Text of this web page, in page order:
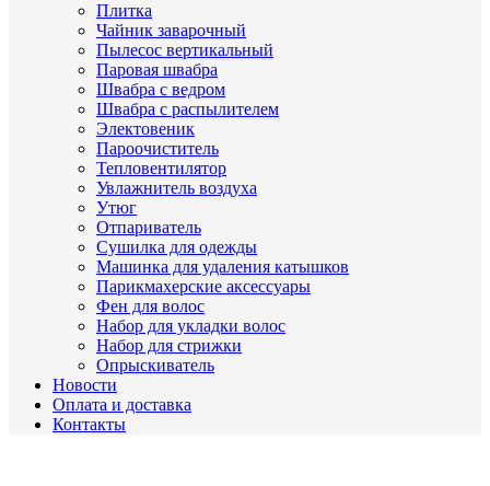
Плитка
Чайник заварочный
Пылесос вертикальный
Паровая швабра
Швабра с ведром
Швабра с распылителем
Электовеник
Пароочиститель
Тепловентилятор
Увлажнитель воздуха
Утюг
Отпариватель
Сушилка для одежды
Машинка для удаления катышков
Парикмахерские аксессуары
Фен для волос
Набор для укладки волос
Набор для стрижки
Опрыскиватель
Новости
Оплата и доставка
Контакты